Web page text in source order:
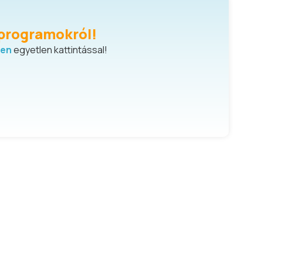
egyetlen kattintással!